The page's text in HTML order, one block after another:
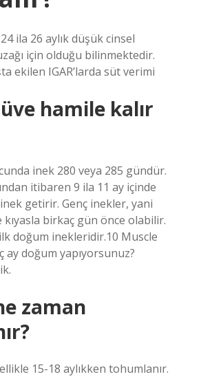
ila 26 aylık düşük cinsel
için olduğu bilinmektedir.
ekilen IGAR’larda süt verimi
hamile kalır
inek 280 veya 285 gündür.
itibaren 9 ila 11 ay içinde
getirir. Genç inekler, yani
birkaç gün önce olabilir.
doğum inekleridir.10 Muscle
ay doğum yapıyorsunuz?
zaman
15-18 aylıkken tohumlanır.